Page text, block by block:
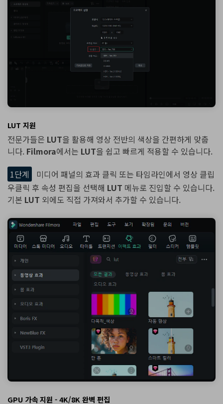
LUT 지원
전문가들은 LUT을 활용해 영상 전반의 색상을 간편하게 맞춥
니다. Filmora에서는 LUT을 쉽고 빠르게 적용할 수 있습니다.
1단계
미디어 패널의 효과 클릭 또는 타임라인에서 영상 클립
우클릭 후 속성 편집을 선택해 LUT 메뉴로 진입할 수 있습니다.
기본 LUT 외에도 직접 가져와서 추가할 수 있습니다.
GPU 가속 지원 - 4K/8K 완벽 편집